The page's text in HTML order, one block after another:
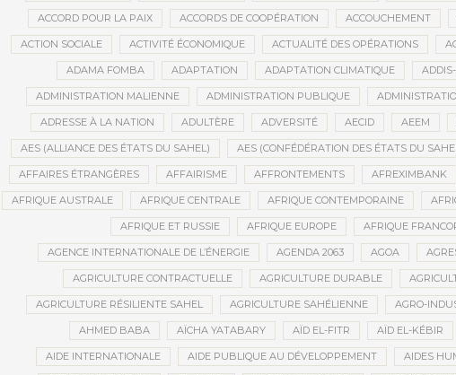
ACCORD POUR LA PAIX ACCORDS DE COOPÉRATION ACCOUCHEMENT
ACTION SOCIALE ACTIVITÉ ÉCONOMIQUE ACTUALITÉ DES OPÉRATIONS
ADAMA FOMBA ADAPTATION ADAPTATION CLIMATIQUE
ADMINISTRATION MALIENNE ADMINISTRATION PUBLIQUE
ADRESSE À LA NATION ADULTÈRE ADVERSITÉ AECID AEEM
AES (ALLIANCE DES ÉTATS DU SAHEL) AES (CONFÉDÉRATION DES ÉTATS DU
AFFAIRES ÉTRANGÈRES AFFAIRISME AFFRONTEMENTS AFREXIMBANK
AFRIQUE AUSTRALE AFRIQUE CENTRALE AFRIQUE CONTEMPORAINE
AFRIQUE ET RUSSIE AFRIQUE EUROPE AFRIQUE
AGENCE INTERNATIONALE DE L’ÉNERGIE AGENDA 2063 AGOA
AGRICULTURE CONTRACTUELLE AGRICULTURE DURABLE
AGRICULTURE RÉSILIENTE SAHEL AGRICULTURE SAHÉLIENNE AGRO-
AHMED BABA AÏCHA YATABARY AÏD EL-FITR AÏD EL-KÉBIR
AIDE INTERNATIONALE AIDE PUBLIQUE AU DÉVELOPPEMENT AIDES